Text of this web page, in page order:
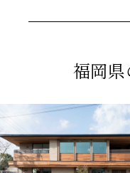
福岡県